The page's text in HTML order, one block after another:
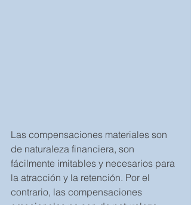
Las compensaciones materiales son
de naturaleza financiera, son
fácilmente imitables y necesarios para
la atracción y la retención. Por el
contrario, las compensaciones